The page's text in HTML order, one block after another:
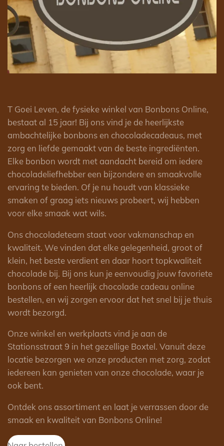
T Goei Leven, de fysieke winkel van Bonbons Online,
bestaat al 15 jaar! Bij ons vind je de heerlijkste
ambachtelijke bonbons en chocoladecadeaus, met
zorg en liefde gemaakt van de beste ingrediënten.
Elke bonbon wordt met aandacht bereid om iedere
chocoladeliefhebber een bijzondere en smaakvolle
ervaring te bieden. Of je nu houdt van klassieke
smaken of graag iets nieuws probeert, wij hebben
voor elke smaak wat wils.
Ons chocoladeteam staat voor vakmanschap en
kwaliteit. We vinden dat elke gelegenheid, groot of
klein, het beste verdient en daar hoort topkwaliteit
chocolade bij. Bij ons kun je eenvoudig jouw favoriete
bonbons of een heerlijk chocolade cadeau online
bestellen, en wij zorgen ervoor dat het snel bij je thuis
wordt bezorgd.
Onze winkel en werkplaats vind je aan de
Stationsstraat 9 in het gezellige Boxtel. Vanuit deze
locatie bezorgen we onze producten met zorg, zodat
iedereen kan genieten van onze chocolade, waar je
ook bent.
Ontdek ons assortiment en laat je verrassen door de
smaak en kwaliteit van Bonbons Online!